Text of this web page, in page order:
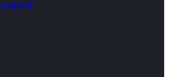
草药类